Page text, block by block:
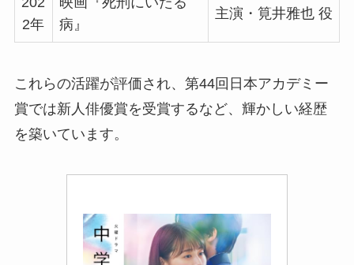
2年
病』
主演・筧井雅也 役
これらの活躍が評価され、第44回日本アカデミー
賞では新人俳優賞を受賞するなど、輝かしい経歴
を築いています。